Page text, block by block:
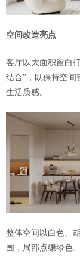
空间改造亮点
客厅以大面积留白
结合”，既保持空间
生活质感。
整体空间以白色、
围，局部点缀绿色